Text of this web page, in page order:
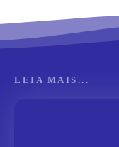
LEIA MAIS...